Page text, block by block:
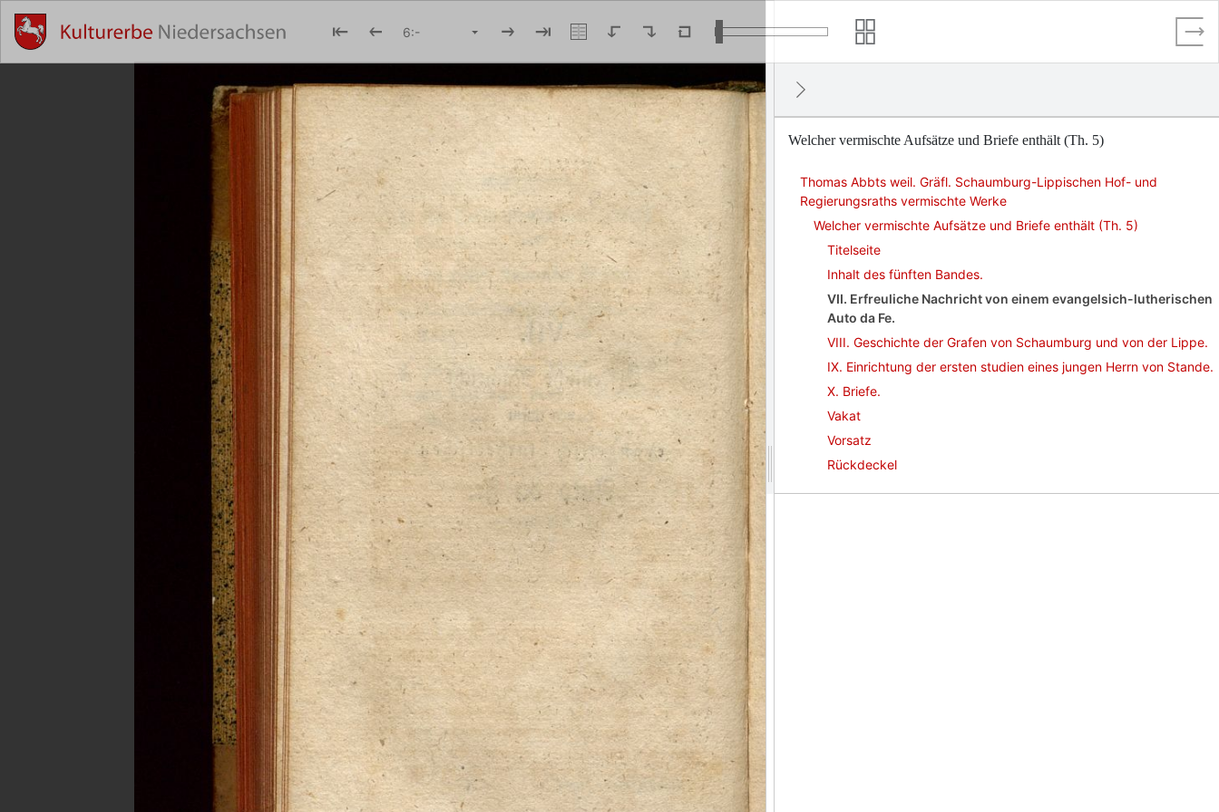
Welcher vermischte Aufsätze und Briefe enthält (Th. 5)
Thomas Abbts weil. Gräfl. Schaumburg-Lippischen Hof- und
Regierungsraths vermischte Werke
Welcher vermischte Aufsätze und Briefe enthält (Th. 5)
Titelseite
Inhalt des fünften Bandes.
VII. Erfreuliche Nachricht von einem evangelsich-lutherischen
Auto da Fe.
VIII. Geschichte der Grafen von Schaumburg und von der Lippe.
IX. Einrichtung der ersten studien eines jungen Herrn von Stande.
X. Briefe.
Vakat
Vorsatz
Rückdeckel